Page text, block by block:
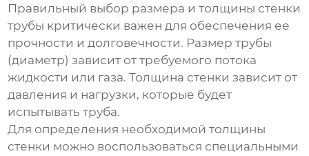
Правильный выбор размера и толщины стенки
трубы критически важен для обеспечения ее
прочности и долговечности. Размер трубы
(диаметр) зависит от требуемого потока
жидкости или газа. Толщина стенки зависит от
давления и нагрузки, которые будет
испытывать труба.
Для определения необходимой толщины
стенки можно воспользоваться специальными